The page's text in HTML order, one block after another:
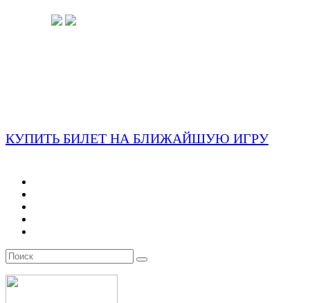
КУПИТЬ БИЛЕТ НА БЛИЖАЙШУЮ ИГРУ